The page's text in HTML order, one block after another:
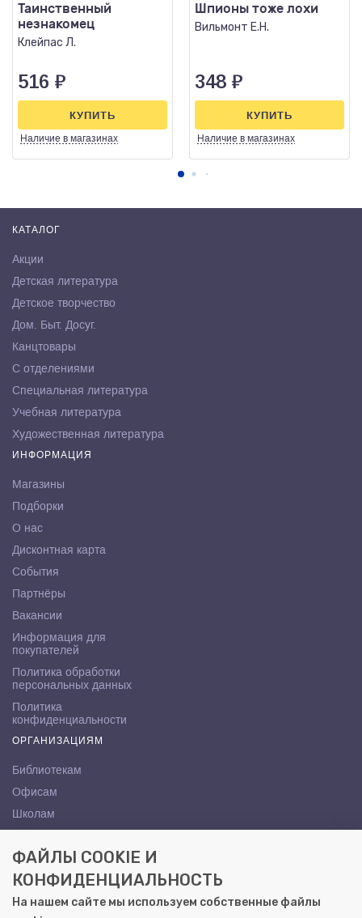
Таинственный
незнакомец
Клейпас Л.
516 ₽
Наличие в магазинах
КУПИТЬ
Шпионы тоже лохи
Вильмонт Е.Н.
348 ₽
Наличие в магазинах
КУПИТЬ
КАТАЛОГ
Акции
Детская литература
Детское творчество
Дом. Быт. Досуг.
Канцтовары
С отделениями
Специальная литература
Учебная литература
Художественная литература
ИНФОРМАЦИЯ
Магазины
Подборки
О нас
Дисконтная карта
События
Партнёры
Вакансии
Информация для
покупателей
Политика обработки
персональных данных
Политика
конфиденциальности
ОРГАНИЗАЦИЯМ
Библиотекам
Офисам
Школам
КОНТАКТЫ
Саратов, ул. Осипова, 10А
+7 (8452) 72-65-65
ФАЙЛЫ COOKIE И
КОНФИДЕНЦИАЛЬНОСТЬ
На нашем сайте мы используем собственные файлы